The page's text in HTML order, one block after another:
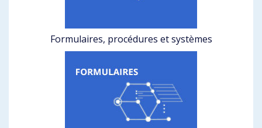
Formulaires, procédures et systèmes